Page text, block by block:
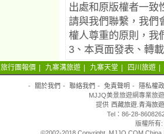
出處和原版權者一致
請與我們聯繫，我們
權人尊重的原則，我
3、本頁面發表、轉
旅行團報價 | 九寨溝旅遊 | 九寨天堂 | 四川旅遊 |
- 關於我們 - 聯絡我們 - 免責聲明 -
隱私權
MJJQ美景旅遊網專業旅
提供 西藏旅遊.青海旅
Tel：86-28-
版權所有:
©2002-2018 Copyright MJJQ.COM China